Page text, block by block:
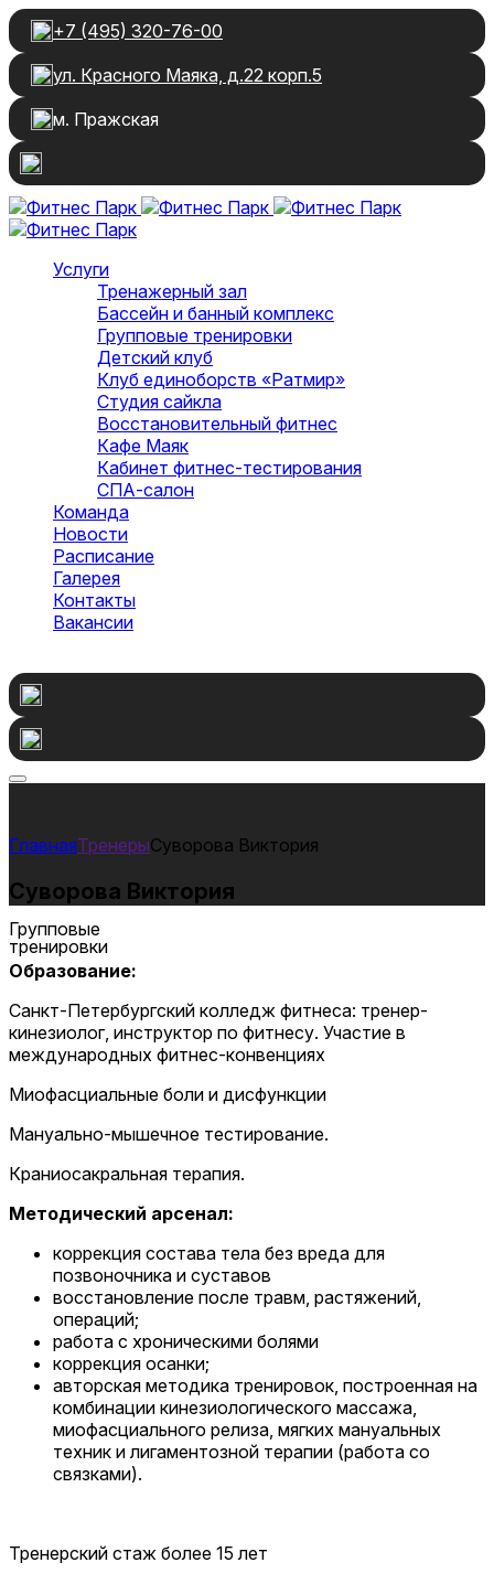
+7 (495) 320-76-00
ул. Красного Маяка, д.22 корп.5
м. Пражская
Услуги
Тренажерный зал
Бассейн и банный комплекс
Групповые тренировки
Детский клуб
Клуб единоборств «Ратмир»
Студия сайкла
Восстановительный фитнес
Кафе Маяк
Кабинет фитнес-тестирования
СПА-салон
Команда
Новости
Расписание
Галерея
Контакты
Вакансии
ТренерыСуворова Виктория
Суворова Виктория
Групповые
тренировки
Образование:
Санкт-Петербургский колледж фитнеса: тренер-
кинезиолог, инструктор по фитнесу. Участие в
международных фитнес-конвенциях
Миофасциальные боли и дисфункции
Мануально-мышечное тестирование.
Краниосакральная терапия.
Методический арсенал:
коррекция состава тела без вреда для
позвоночника и суставов
восстановление после травм, растяжений,
операций;
работа с хроническими болями
коррекция осанки;
авторская методика тренировок, построенная на
комбинации кинезиологического массажа,
миофасциального релиза, мягких мануальных
техник и лигаментозной терапии (работа со
связками).
Тренерский стаж более 15 лет